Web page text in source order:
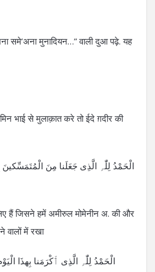
समे’अना मुनादियन…” वाली दुआ पढ़े. यह
भाई से मुलाक़ात करे तो ईदे ग़दीर की
الْحَمْدُ لِلّٰہِ الَّذِی جَعَلَنا مِنَ الْمُتَمَسِّکینَ
हैं जिसने हमें अमीरुल मोमेनीन अ. की और
वालों में रखा